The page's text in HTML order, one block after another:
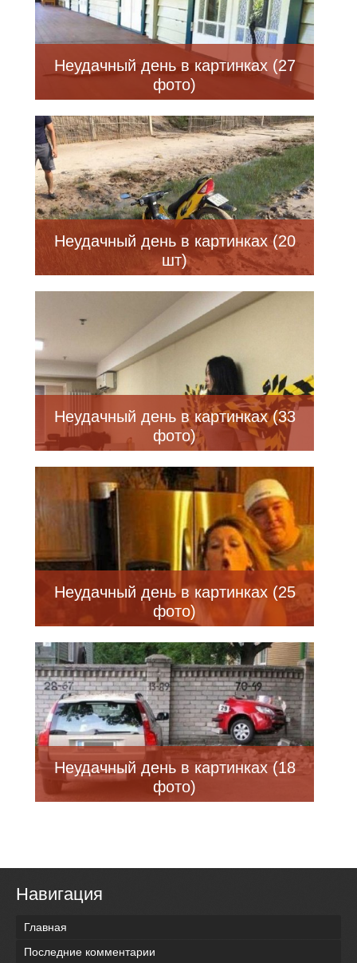
Неудачный день в картинках (27
фото)
Неудачный день в картинках (20
шт)
Неудачный день в картинках (33
фото)
Неудачный день в картинках (25
фото)
Неудачный день в картинках (18
фото)
Навигация
Главная
Последние комментарии